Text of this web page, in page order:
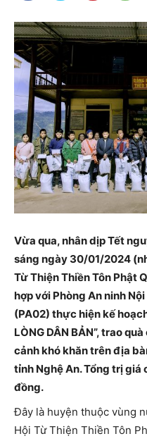
Vừa qua, nhân dịp Tết
sáng ngày 30/01/2024
Từ Thiện Thiền Tôn Phật
hợp với Phòng An ninh
(PA02) thực hiện kế
LÒNG DÂN BẢN”, trao
cảnh khó khăn trên địa
tỉnh Nghệ An. Tổng trị
đồng.
Đây là huyện thuộc vùng
Hội Từ Thiện Thiền Tôn